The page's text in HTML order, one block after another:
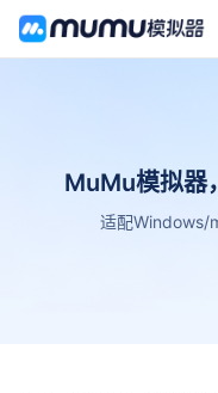
MuMu模拟器
适配Windows/